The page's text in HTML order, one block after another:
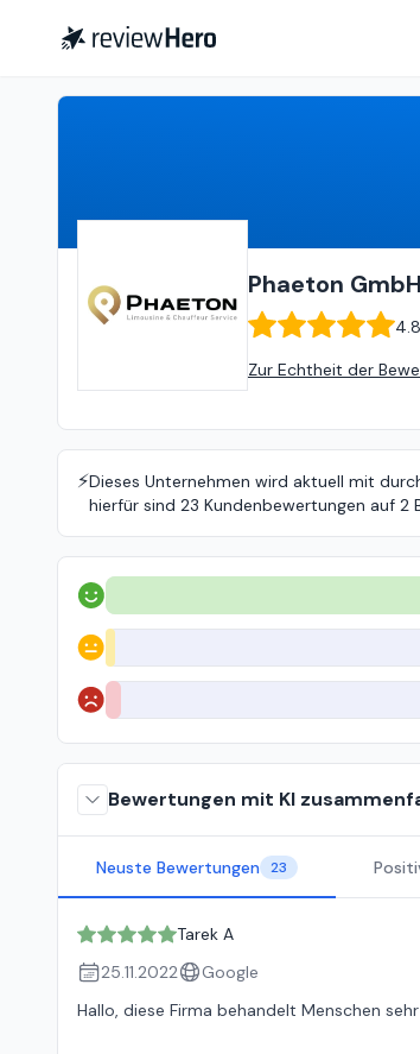
Phaeton
Zur Echtheit der
⚡️Dieses Unternehmen wird aktuell mit
hierfür sind 23 Kundenbewertungen auf 2
Positiv
Neutral
Negativ
Bewertungen mit KI
Neuste Bewertungen 23
Tarek A
25.11.2022
Google
Hallo, diese Firma behandelt Menschen